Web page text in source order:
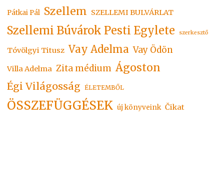
Pátkai Pál Szellem SZELLEMI BULVÁRLAT
Szellemi Búvárok Pesti Egylete szerkesztő
Tóvölgyi Titusz Vay Adelma Vay Ödön
Villa Adelma Zita médium Ágoston
Égi Világosság ÉLETEMBŐL
ÖSSZEFÜGGÉSEK új könyveink Čikat